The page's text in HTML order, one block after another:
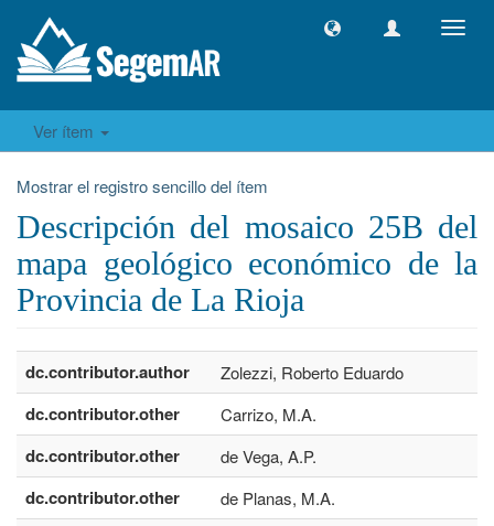
Ver ítem
Mostrar el registro sencillo del ítem
Descripción del mosaico 25B del
mapa geológico económico de la
Provincia de La Rioja
dc.contributor.author Zolezzi, Roberto Eduardo
dc.contributor.other Carrizo, M.A.
dc.contributor.other de Vega, A.P.
dc.contributor.other de Planas, M.A.